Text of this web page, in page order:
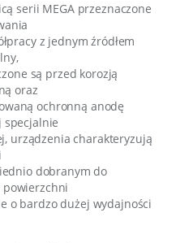
serii MEGA przeznaczone
z jednym źródłem
są przed korozją
oraz
ochronną anodę
specjalnie
urządzenia charakteryzują
dobranym do
powierzchni
o bardzo dużej wydajności